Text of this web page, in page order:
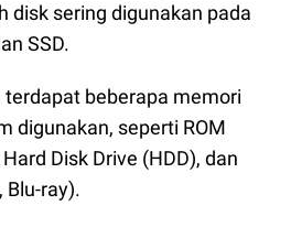
disk sering digunakan pada
SSD.
terdapat beberapa memori
digunakan, seperti ROM
Disk Drive (HDD), dan
Blu-ray).